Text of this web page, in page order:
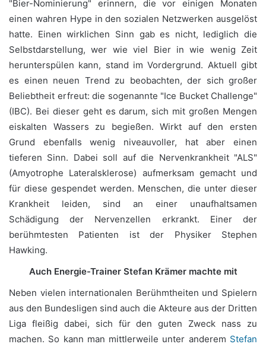
"Bier-Nominierung" erinnern, die vor einigen Monaten
einen wahren Hype in den sozialen Netzwerken ausgelöst
hatte. Einen wirklichen Sinn gab es nicht, lediglich die
Selbstdarstellung, wer wie viel Bier in wie wenig Zeit
herunterspülen kann, stand im Vordergrund. Aktuell gibt
es einen neuen Trend zu beobachten, der sich großer
Beliebtheit erfreut: die sogenannte "Ice Bucket Challenge"
(IBC). Bei dieser geht es darum, sich mit großen Mengen
eiskalten Wassers zu begießen. Wirkt auf den ersten
Grund ebenfalls wenig niveauvoller, hat aber einen
tieferen Sinn. Dabei soll auf die Nervenkrankheit "ALS"
(Amyotrophe Lateralsklerose) aufmerksam gemacht und
für diese gespendet werden. Menschen, die unter dieser
Krankheit leiden, sind an einer unaufhaltsamen
Schädigung der Nervenzellen erkrankt. Einer der
berühmtesten Patienten ist der Physiker Stephen
Hawking.
Auch Energie-Trainer Stefan Krämer machte mit
Neben vielen internationalen Berühmtheiten und Spielern
aus den Bundesligen sind auch die Akteure aus der Dritten
Liga fleißig dabei, sich für den guten Zweck nass zu
machen. So kann man mittlerweile unter anderem Stefan